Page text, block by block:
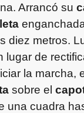
Arrancó su
diez metros.
lugar de
la marcha,
sobre el
una cuadra